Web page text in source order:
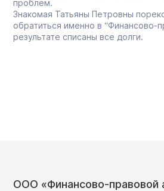
проблем.
Знакомая Татьяны Петровны
обратиться именно в “Финансово-
результате списаны все долги.
ООО «Финансово-правовой